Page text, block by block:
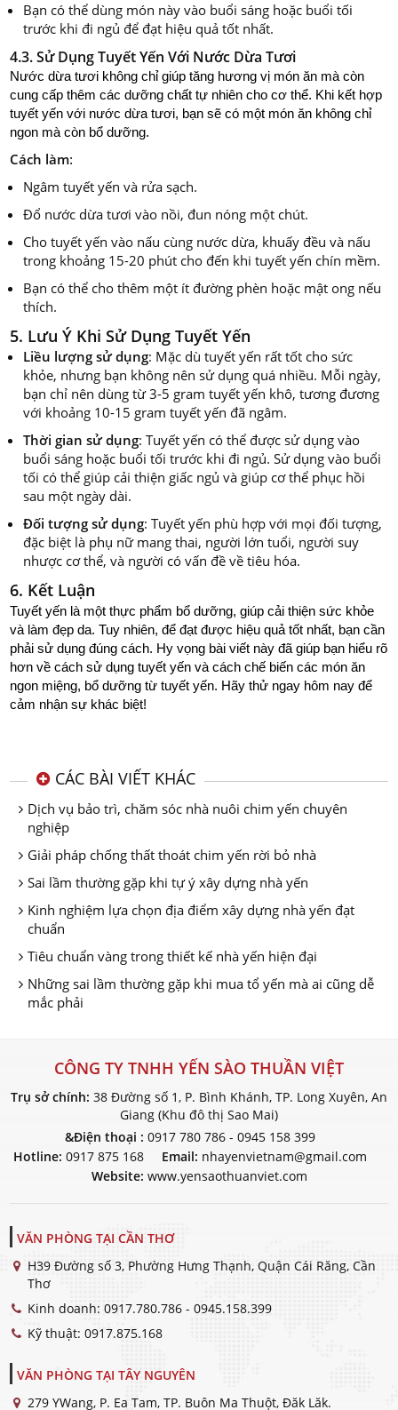
Bạn có thể dùng món này vào buổi sáng hoặc buổi tối
trước khi đi ngủ để đạt hiệu quả tốt nhất.
4.3. Sử Dụng Tuyết Yến Với Nước Dừa Tươi
Nước dừa tươi không chỉ giúp tăng hương vị món ăn mà còn
cung cấp thêm các dưỡng chất tự nhiên cho cơ thể. Khi kết hợp
tuyết yến với nước dừa tươi, bạn sẽ có một món ăn không chỉ
ngon mà còn bổ dưỡng.
Cách làm:
Ngâm tuyết yến và rửa sạch.
Đổ nước dừa tươi vào nồi, đun nóng một chút.
Cho tuyết yến vào nấu cùng nước dừa, khuấy đều và nấu
trong khoảng 15-20 phút cho đến khi tuyết yến chín mềm.
Bạn có thể cho thêm một ít đường phèn hoặc mật ong nếu
thích.
5. Lưu Ý Khi Sử Dụng Tuyết Yến
Liều lượng sử dụng: Mặc dù tuyết yến rất tốt cho sức
khỏe, nhưng bạn không nên sử dụng quá nhiều. Mỗi ngày,
bạn chỉ nên dùng từ 3-5 gram tuyết yến khô, tương đương
với khoảng 10-15 gram tuyết yến đã ngâm.
Thời gian sử dụng: Tuyết yến có thể được sử dụng vào
buổi sáng hoặc buổi tối trước khi đi ngủ. Sử dụng vào buổi
tối có thể giúp cải thiện giấc ngủ và giúp cơ thể phục hồi
sau một ngày dài.
Đối tượng sử dụng: Tuyết yến phù hợp với mọi đối tượng,
đặc biệt là phụ nữ mang thai, người lớn tuổi, người suy
nhược cơ thể, và người có vấn đề về tiêu hóa.
6. Kết Luận
Tuyết yến là một thực phẩm bổ dưỡng, giúp cải thiện sức khỏe
và làm đẹp da. Tuy nhiên, để đạt được hiệu quả tốt nhất, bạn cần
phải sử dụng đúng cách. Hy vọng bài viết này đã giúp bạn hiểu rõ
hơn về cách sử dụng tuyết yến và cách chế biến các món ăn
ngon miệng, bổ dưỡng từ tuyết yến. Hãy thử ngay hôm nay để
cảm nhận sự khác biệt!
CÁC BÀI VIẾT KHÁC
Dịch vụ bảo trì, chăm sóc nhà nuôi chim yến chuyên
nghiệp
Giải pháp chống thất thoát chim yến rời bỏ nhà
Sai lầm thường gặp khi tự ý xây dựng nhà yến
Kinh nghiệm lựa chọn địa điểm xây dựng nhà yến đạt
chuẩn
Tiêu chuẩn vàng trong thiết kế nhà yến hiện đại
Những sai lầm thường gặp khi mua tổ yến mà ai cũng dễ
mắc phải
CÔNG TY TNHH YẾN SÀO THUẦN VIỆT
Trụ sở chính: 38 Đường số 1, P. Bình Khánh, TP. Long Xuyên, An
Giang (Khu đô thị Sao Mai)
&Điện thoại : 0917 780 786 - 0945 158 399
Hotline: 0917 875 168 Email: nhayenvietnam@gmail.com
Website: www.yensaothuanviet.com
VĂN PHÒNG TẠI CẦN THƠ
H39 Đường số 3, Phường Hưng Thạnh, Quận Cái Răng, Cần
Thơ
Kinh doanh:0917.780.786 - 0945.158.399
Kỹ thuật:0917.875.168
VĂN PHÒNG TẠI TÂY NGUYÊN
279 YWang, P. Ea Tam, TP. Buôn Ma Thuột, Đăk Lăk.